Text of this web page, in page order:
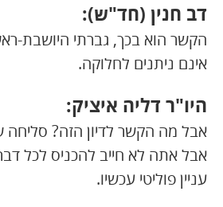
דב חנין (חד"ש):
הקשר הוא בכך, גברתי היושבת-
אינם ניתנים לחלוקה.
היו"ר דליה איציק:
אבל מה הקשר לדיון הזה? סליחה
אבל אתה לא חייב להכניס לכל
עניין פוליטי עכשיו.